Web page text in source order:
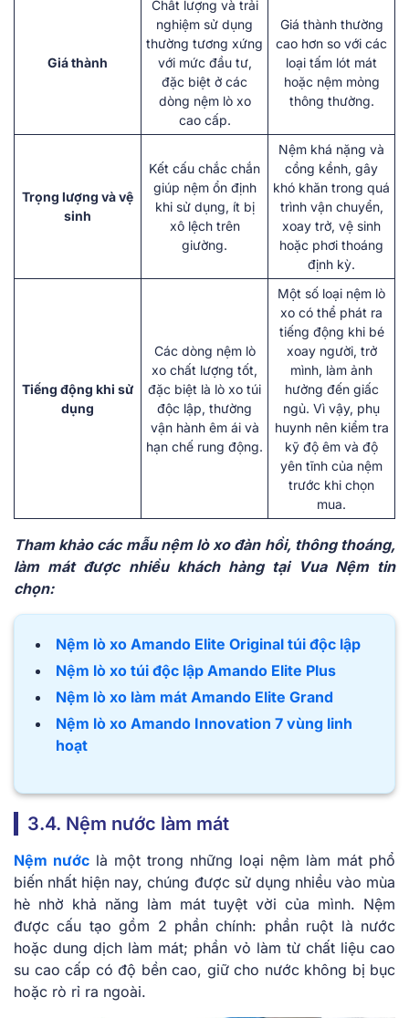
Giá thành
Chất lượng và trải
nghiệm sử dụng
thường tương xứng
với mức đầu tư,
đặc biệt ở các
dòng nệm lò xo
cao cấp.
Giá thành thường
cao hơn so với các
loại tấm lót mát
hoặc nệm mỏng
thông thường.
Trọng lượng và vệ
sinh
Kết cấu chắc chắn
giúp nệm ổn định
khi sử dụng, ít bị
xô lệch trên
giường.
Nệm khá nặng và
cồng kềnh, gây
khó khăn trong quá
trình vận chuyển,
xoay trở, vệ sinh
hoặc phơi thoáng
định kỳ.
Tiếng động khi sử
dụng
Các dòng nệm lò
xo chất lượng tốt,
đặc biệt là lò xo túi
độc lập, thường
vận hành êm ái và
hạn chế rung động.
Một số loại nệm lò
xo có thể phát ra
tiếng động khi bé
xoay người, trở
mình, làm ảnh
hưởng đến giấc
ngủ. Vì vậy, phụ
huynh nên kiểm tra
kỹ độ êm và độ
yên tĩnh của nệm
trước khi chọn
mua.
Tham khảo các mẫu nệm lò xo đàn hồi, thông thoáng,
làm mát được nhiều khách hàng tại Vua Nệm tin
chọn:
Nệm lò xo Amando Elite Original túi độc lập
Nệm lò xo túi độc lập Amando Elite Plus
Nệm lò xo làm mát Amando Elite Grand
Nệm lò xo Amando Innovation 7 vùng linh
hoạt
3.4. Nệm nước làm mát
Nệm nước là một trong những loại nệm làm mát phổ
biến nhất hiện nay, chúng được sử dụng nhiều vào mùa
hè nhờ khả năng làm mát tuyệt vời của mình. Nệm
được cấu tạo gồm 2 phần chính: phần ruột là nước
hoặc dung dịch làm mát; phần vỏ làm từ chất liệu cao
su cao cấp có độ bền cao, giữ cho nước không bị bục
hoặc rò rỉ ra ngoài.